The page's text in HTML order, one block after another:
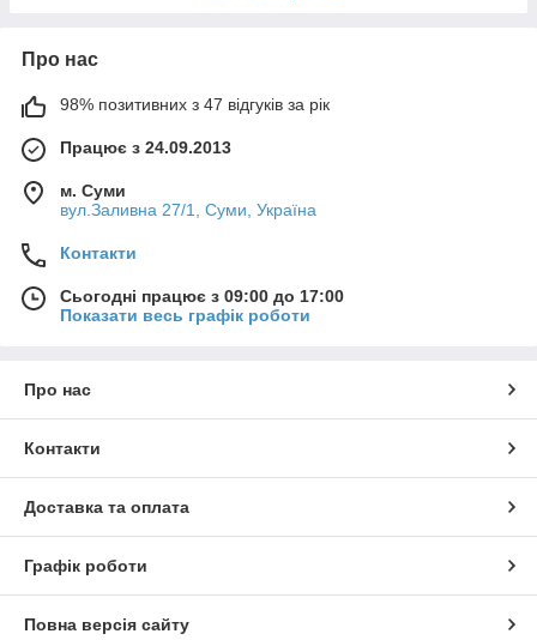
Про нас
98% позитивних з 47 відгуків за рік
Працює з 24.09.2013
м. Суми
вул.Заливна 27/1, Суми, Україна
Контакти
Сьогодні працює з 09:00 до 17:00
Показати весь графік роботи
Про нас
Контакти
Доставка та оплата
Графік роботи
Повна версія сайту